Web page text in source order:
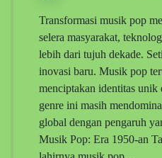
Transformasi musik pop
selera masyarakat,
lebih dari tujuh dekade.
inovasi baru. Musik pop
menciptakan identitas
genre ini masih
global dengan pengaruh
Musik Pop: Era 1950-an